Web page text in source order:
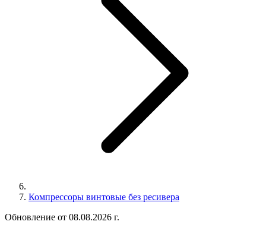
Компрессоры винтовые без ресивера
Обновление от 08.08.2026 г.